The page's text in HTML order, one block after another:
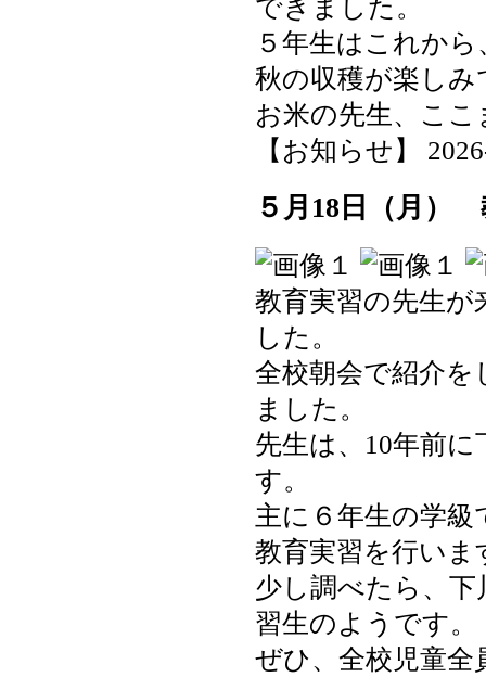
できました。
５年生はこれか
秋の収穫が楽しみ
お米の先生、こ
【お知らせ】
５月18日（月）
教育実習の先生が
した。
全校朝会で紹介
ました。
先生は、10年前
す。
主に６年生の学級
教育実習を行いま
少し調べたら、
習生のようです。
ぜひ、全校児童全